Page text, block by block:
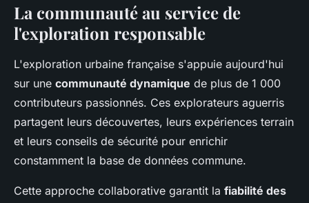
La communauté au service de
l'exploration responsable
L'exploration urbaine française s'appuie aujourd'hui
sur une communauté dynamique de plus de 1 000
contributeurs passionnés. Ces explorateurs aguerris
partagent leurs découvertes, leurs expériences terrain
et leurs conseils de sécurité pour enrichir
constamment la base de données commune.
Cette approche collaborative garantit la fiabilité des